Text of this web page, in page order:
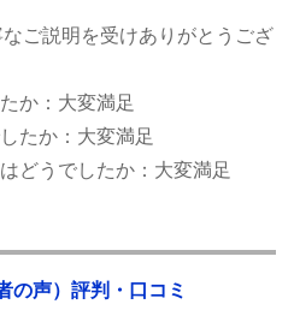
ご説明を受けありがとうござ
か：大変満足
たか：大変満足
どうでしたか：大変満足
の声）評判・口コミ